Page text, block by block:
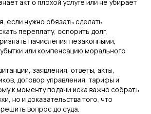
акт о плохой услуге или не убирает
если нужно обязать сделать
переплату, оспорить долг,
начисления незаконными,
или компенсацию морального
заявления, ответы, акты,
договор управления, тарифы и
к моменту подачи иска важно собрать
но и доказательства того, что
вопрос до суда.